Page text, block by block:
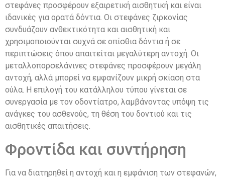
στεφάνες προσφέρουν εξαιρετική αισθητική και είναι
ιδανικές για ορατά δόντια. Οι στεφάνες ζιρκονίας
συνδυάζουν ανθεκτικότητα και αισθητική και
χρησιμοποιούνται συχνά σε οπίσθια δόντια ή σε
περιπτώσεις όπου απαιτείται μεγαλύτερη αντοχή. Οι
μεταλλοπορσελάνινες στεφάνες προσφέρουν μεγάλη
αντοχή, αλλά μπορεί να εμφανίζουν μικρή σκίαση στα
ούλα. Η επιλογή του κατάλληλου τύπου γίνεται σε
συνεργασία με τον οδοντίατρο, λαμβάνοντας υπόψη τις
ανάγκες του ασθενούς, τη θέση του δοντιού και τις
αισθητικές απαιτήσεις.
Φροντίδα και συντήρηση
Για να διατηρηθεί η αντοχή και η εμφάνιση των στεφανών,